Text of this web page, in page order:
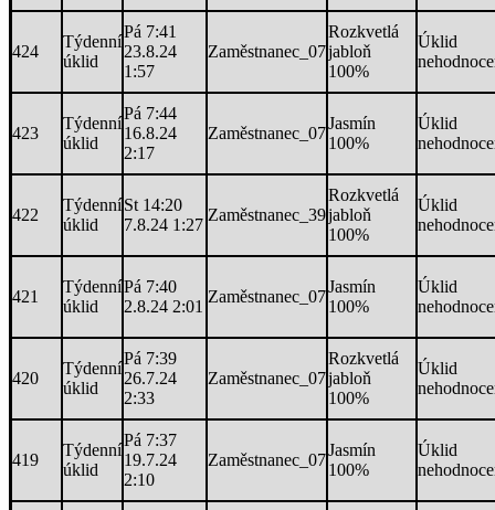
424
Týdenní
úklid
Pá 7:41
23.8.24
1:57
Zaměstnanec_07
Rozkvetlá
jabloň
100%
Úklid
423
Týdenní
úklid
Pá 7:44
16.8.24
2:17
Zaměstnanec_07
Jasmín
100%
Úklid
422
Týdenní
úklid
St 14:20
7.8.24 1:27
Zaměstnanec_39
Rozkvetlá
jabloň
100%
Úklid
421
Týdenní
úklid
Pá 7:40
2.8.24 2:01
Zaměstnanec_07
Jasmín
100%
Úklid
420
Týdenní
úklid
Pá 7:39
26.7.24
2:33
Zaměstnanec_07
Rozkvetlá
jabloň
100%
Úklid
419
Týdenní
úklid
Pá 7:37
19.7.24
2:10
Zaměstnanec_07
Jasmín
100%
Úklid